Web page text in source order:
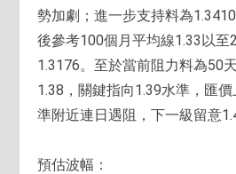
勢加劇；進一步支持料為
後參考100個月平均線1.33以至
1.3176。至於當前阻力料為50
1.38，關鍵指向1.39水準，匯
準附近連日遇阻，下一級留意
預估波幅：